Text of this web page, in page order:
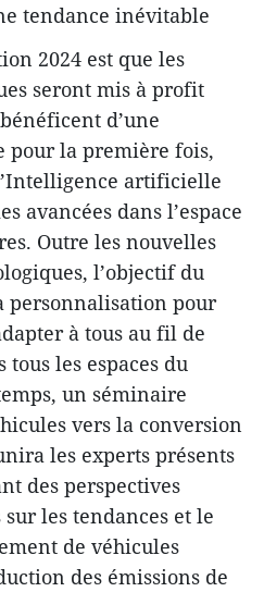
tendance inévitable
2024 est que les
seront mis à profit
d’une
pour la première fois,
artificielle
avancées dans l’espace
Outre les nouvelles
l’objectif du
personnalisation pour
à tous au fil de
les espaces du
un séminaire
vers la conversion
les experts présents
des perspectives
les tendances et le
de véhicules
des émissions de